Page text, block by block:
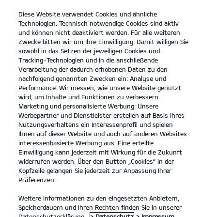
open
menu
KONTAKT
Motorengeräuschpegel
MOTORENGERÄUSCHPEGEL
Diese Website verwendet Cookies und ähnliche
Technologien. Technisch notwendige Cookies sind aktiv
und können nicht deaktiviert werden. Für alle weiteren
Zwecke bitten wir um Ihre Einwilligung. Damit willigen Sie
sowohl in das Setzen der jeweiligen Cookies und
Tracking-Technologien und in die anschließende
Verarbeitung der dadurch erhobenen Daten zu den
nachfolgend genannten Zwecken ein: Analyse und
Performance: Wir messen, wie unsere Website genutzt
wird, um Inhalte und Funktionen zu verbessern.
Marketing und personalisierte Werbung: Unsere
Werbepartner und Dienstleister erstellen auf Basis Ihres
Nutzungsverhaltens ein Interessenprofil und spielen
Ihnen auf dieser Website und auch auf anderen Websites
interessenbasierte Werbung aus. Eine erteilte
Einwilligung kann jederzeit mit Wirkung für die Zukunft
widerrufen werden. Über den Button „Cookies“ in der
Kopfzeile gelangen Sie jederzeit zur Anpassung Ihrer
Präferenzen.
Weitere Informationen zu den eingesetzten Anbietern,
Speicherdauern und Ihren Rechten finden Sie in unserer